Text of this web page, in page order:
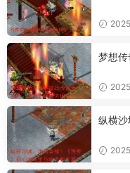
梦想传
纵横沙